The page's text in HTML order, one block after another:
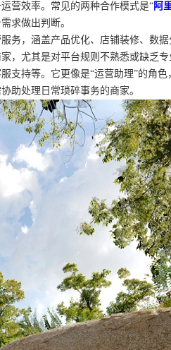
营效率。常见的两种合作模式是“阿
求做出判断。
务，涵盖产品优化、店铺装修、数
，尤其是对平台规则不熟悉或缺乏专
支持等。它更像是“运营助理”的角
助处理日常琐碎事务的商家。